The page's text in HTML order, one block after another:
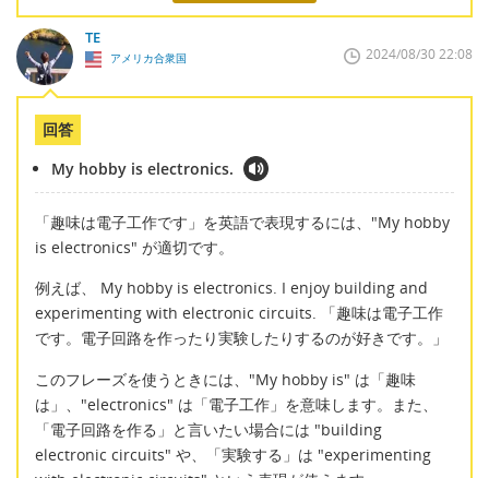
TE
アメリカ合衆国 2024/08/30 22:08
回答
My hobby is electronics.
「趣味は電子工作です」を英語で表現するには、"My hobby
is electronics" が適切です。
例えば、 My hobby is electronics. I enjoy building and
experimenting with electronic circuits. 「趣味は電子工作
です。電子回路を作ったり実験したりするのが好きです。」
このフレーズを使うときには、"My hobby is" は「趣味
は」、"electronics" は「電子工作」を意味します。また、
「電子回路を作る」と言いたい場合には "building
electronic circuits" や、「実験する」は "experimenting